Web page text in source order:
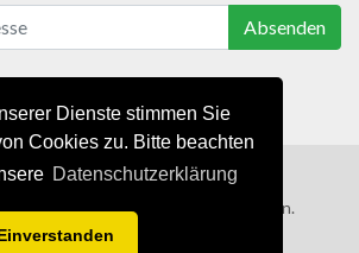
Dienste stimmen Sie
Cookies zu. Bitte beachten
Datenschutzerklärung
Absenden
- Alle Rechte von 1000WB vorbehalten.
/Datenschutzerklärung